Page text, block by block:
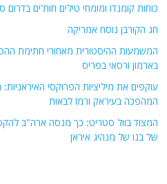
כוחות קומנדו ומומחי טילים חות'ים
חג הקורבן נוסח אמריקה
המשמעות ההיסטורית מאחורי חתימת
בארמון ורסאי בפריס
עוקפים את מיליציות הפרוקסי
המהפכה בעיראק ורמז לבאות
המצוד בוול סטריט: כך מנסה ארה"ב
של בנו של מנהיג איראן